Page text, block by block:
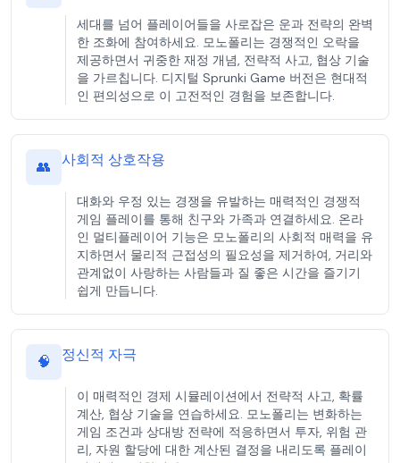
세대를 넘어 플레이어들을 사로잡은 운과 전략의 완벽
한 조화에 참여하세요. 모노폴리는 경쟁적인 오락을
제공하면서 귀중한 재정 개념, 전략적 사고, 협상 기술
을 가르칩니다. 디지털 Sprunki Game 버전은 현대적
인 편의성으로 이 고전적인 경험을 보존합니다.
👥 사회적 상호작용
대화와 우정 있는 경쟁을 유발하는 매력적인 경쟁적
게임 플레이를 통해 친구와 가족과 연결하세요. 온라
인 멀티플레이어 기능은 모노폴리의 사회적 매력을 유
지하면서 물리적 근접성의 필요성을 제거하여, 거리와
관계없이 사랑하는 사람들과 질 좋은 시간을 즐기기
쉽게 만듭니다.
🧠 정신적 자극
이 매력적인 경제 시뮬레이션에서 전략적 사고, 확률
계산, 협상 기술을 연습하세요. 모노폴리는 변화하는
게임 조건과 상대방 전략에 적응하면서 투자, 위험 관
리, 자원 할당에 대한 계산된 결정을 내리도록 플레이